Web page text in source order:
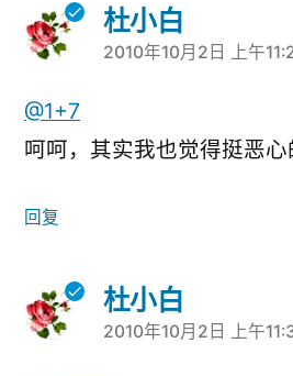
杜小白
说：
2010年10月2日 上午
@1+7
呵呵，其实我也觉得挺恶心
回复
杜小白
说：
2010年10月2日 上午